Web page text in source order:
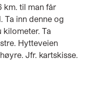
km. til man får
Ta inn denne og
kilometer. Ta
Hytteveien
Jfr. kartskisse.
kvm